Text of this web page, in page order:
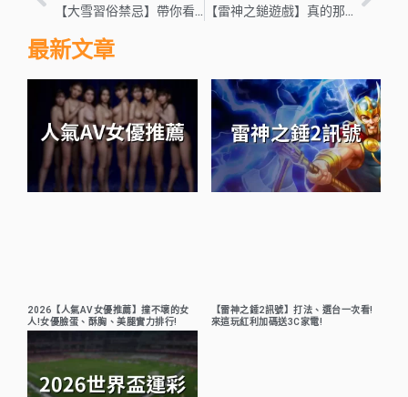
【大雪習俗禁忌】帶你看，大雪該注意什麼？ 【雷神之鎚遊戲】真的那麼神？雷神之鎚玩法告訴你
最新文章
2026【人氣AV女優推薦】撞不壞的女
人!女優臉蛋、酥胸、美腿實力排行!
【雷神之錘2訊號】打法、選台一次看!
來這玩紅利加碼送3C家電!